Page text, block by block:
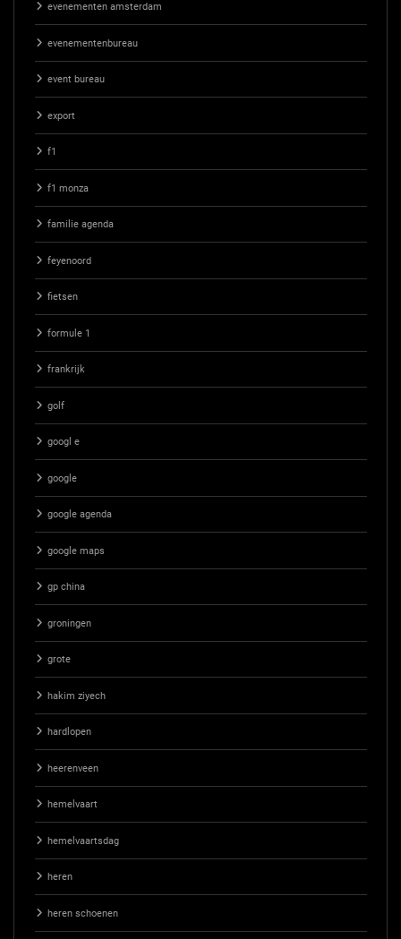
evenementen amsterdam
evenementenbureau
event bureau
export
f1
f1 monza
familie agenda
feyenoord
fietsen
formule 1
frankrijk
golf
googl e
google
google agenda
google maps
gp china
groningen
grote
hakim ziyech
hardlopen
heerenveen
hemelvaart
hemelvaartsdag
heren
heren schoenen